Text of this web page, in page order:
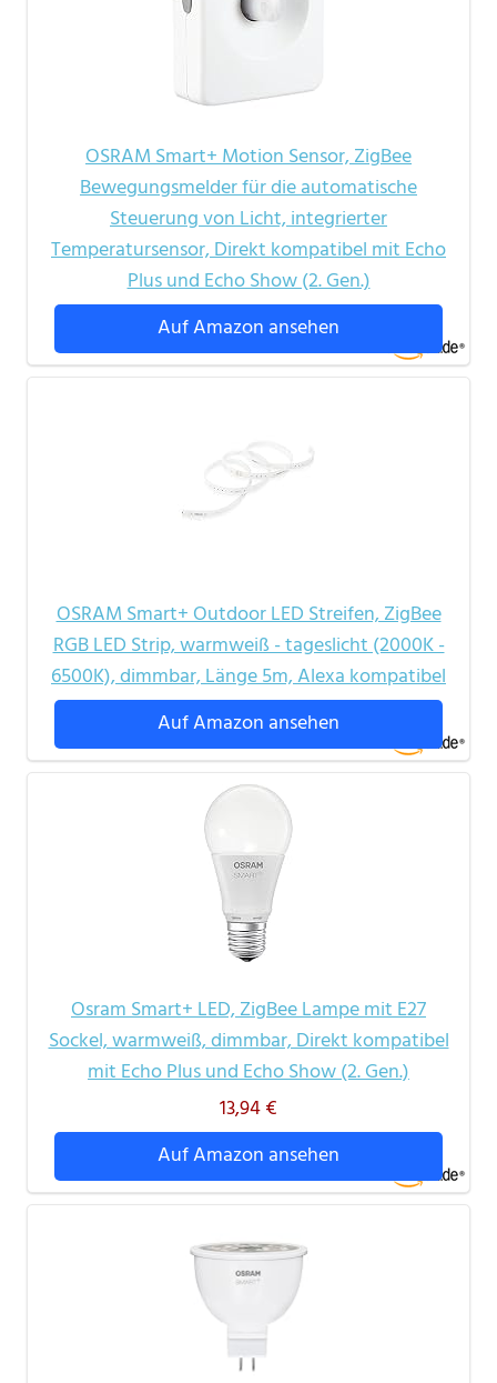
OSRAM Smart+ Motion Sensor, ZigBee
Bewegungsmelder für die automatische
Steuerung von Licht, integrierter
Temperatursensor, Direkt kompatibel mit Echo
Plus und Echo Show (2. Gen.)
Auf Amazon ansehen
OSRAM Smart+ Outdoor LED Streifen, ZigBee
RGB LED Strip, warmweiß - tageslicht (2000K -
6500K), dimmbar, Länge 5m, Alexa kompatibel
Auf Amazon ansehen
Osram Smart+ LED, ZigBee Lampe mit E27
Sockel, warmweiß, dimmbar, Direkt kompatibel
mit Echo Plus und Echo Show (2. Gen.)
13,94 €
Auf Amazon ansehen